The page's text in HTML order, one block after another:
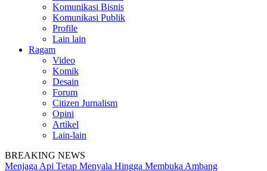
Komunikasi Bisnis
Komunikasi Publik
Profile
Lain lain
Ragam
Video
Komik
Desain
Forum
Citizen Jurnalism
Opini
Artikel
Lain-lain
BREAKING NEWS
Menjaga Api Tetap Menyala Hingga Membuka Ambang